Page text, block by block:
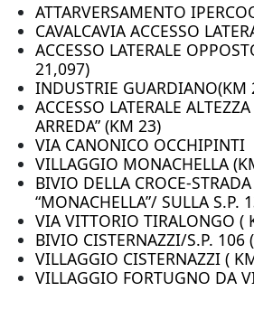
ATTARVERSAMENTO
CAVALCAVIA ACCESSO
ACCESSO LATERALE
21,097)
INDUSTRIE GUARDIANO(KM
ACCESSO LATERALE
ARREDA” (KM 23)
VIA CANONICO OCCHIPINTI
VILLAGGIO MONACHELLA
BIVIO DELLA CROCE-
“MONACHELLA”/ SULLA S.P.
VIA VITTORIO TIRALONGO (
BIVIO CISTERNAZZI/S.P. 106
VILLAGGIO CISTERNAZZI (
VILLAGGIO FORTUGNO DA